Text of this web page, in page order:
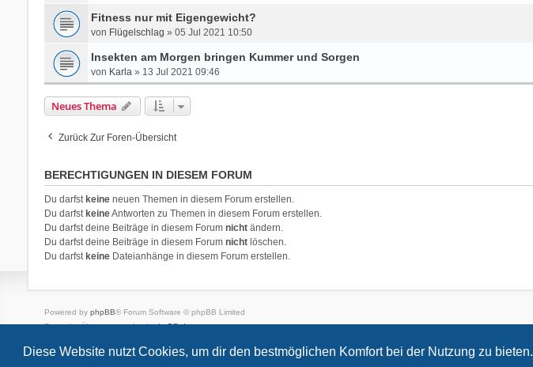
Diese Website nutzt Cookies, um dir den bestmöglichen Komfort bei der Nutzung zu bieten.
Fitness nur mit Eigengewicht?
von Flügelschlag » 05 Jul 2021 10:50
Insekten am Morgen bringen Kummer und Sorgen
von Karla» 13 Jul 2021 09:46
Neues Thema
Zurück Zur Foren-Übersicht
BERECHTIGUNGEN IN DIESEM FORUM
Du darfst keineneuen Themen in diesem Forum erstellen.
Du darfst keineAntworten zu Themen in diesem Forum erstellen.
Du darfst deine Beiträge in diesem Forum nichtändern.
Du darfst deine Beiträge in diesem Forum nichtlöschen.
Du darfst keineDateianhänge in diesem Forum erstellen.
Powered by phpBB® Forum Software © phpBB Limited
Deutsche Übersetzung durchphpBB.de
Datenschutz Nutzungsbedingungen